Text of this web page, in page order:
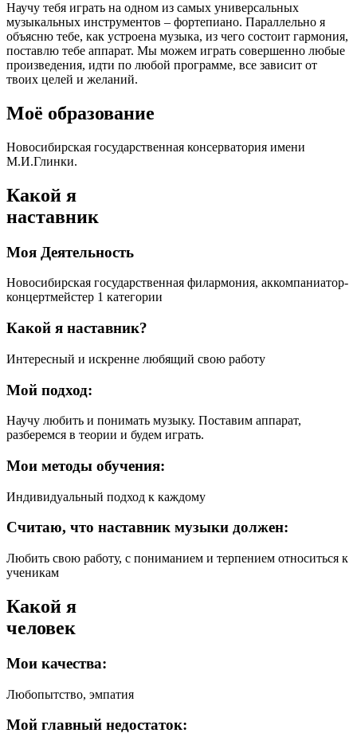
Научу тебя играть на одном из самых универсальных
музыкальных инструментов – фортепиано. Параллельно я
объясню тебе, как устроена музыка, из чего состоит гармония,
поставлю тебе аппарат. Мы можем играть совершенно любые
произведения, идти по любой программе, все зависит от
твоих целей и желаний.
Моё образование
Новосибирская государственная консерватория имени
М.И.Глинки.
Какой я
наставник
Моя Деятельность
Новосибирская государственная филармония, аккомпаниатор-
концертмейстер 1 категории
Какой я наставник?
Интересный и искренне любящий свою работу
Мой подход:
Научу любить и понимать музыку. Поставим аппарат,
разберемся в теории и будем играть.
Мои методы обучения:
Индивидуальный подход к каждому
Считаю, что наставник музыки должен:
Любить свою работу, с пониманием и терпением относиться к
ученикам
Какой я
человек
Мои качества:
Любопытство, эмпатия
Мой главный недостаток: